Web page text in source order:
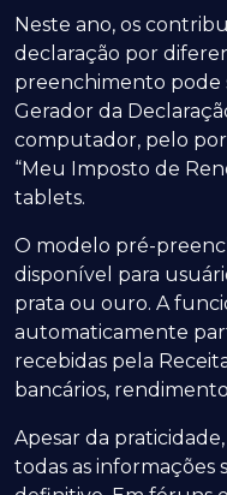
Neste ano, os
declaração por
preenchimento pode
Gerador da
computador, pelo
“Meu Imposto de
tablets.
O modelo pré-
disponível para
prata ou ouro. A
automaticamente
recebidas pela
bancários,
Apesar da
todas as informações